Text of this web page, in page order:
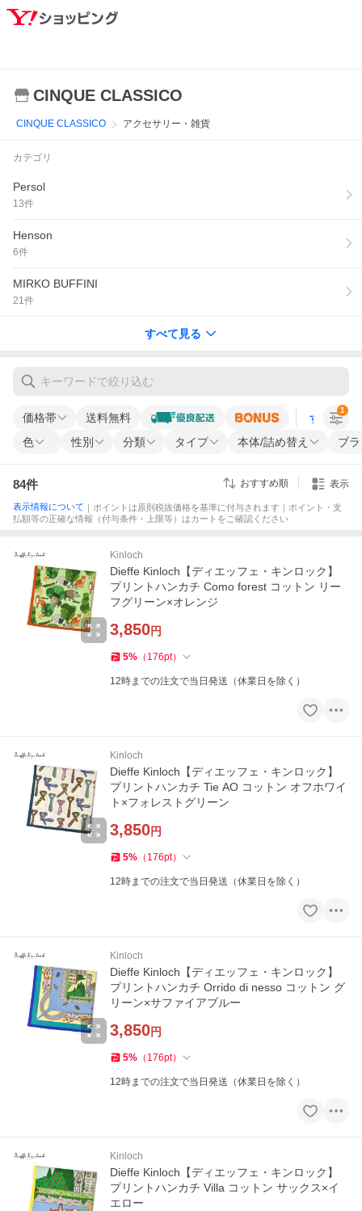
CINQUE CLASSICO
CINQUE CLASSICO アクセサリー・雑貨
カテゴリ
Persol
13件
Henson
6件
MIRKO BUFFINI
21件
すべて見る
価格帯 送料無料 すべての条
色 性別 分類 タイプ 本体/詰め替え ブ
1
84件 おすすめ順 表示
表示情報について ｜ポイントは原則税抜価格を基準に付与されます｜ポイント・支
払額等の正確な情報（付与条件・上限等）はカートをご確認ください
Kinloch
Dieffe Kinloch【ディエッフェ・キンロック】
プリントハンカチ Como forest コットン リー
フグリーン×オレンジ
3,850円
5% （ 176pt）
12時までの注文で当日発送（休業日を除く）
Kinloch
Dieffe Kinloch【ディエッフェ・キンロック】
プリントハンカチ Tie AO コットン オフホワイ
ト×フォレストグリーン
3,850円
5% （ 176pt）
12時までの注文で当日発送（休業日を除く）
Kinloch
Dieffe Kinloch【ディエッフェ・キンロック】
プリントハンカチ Orrido di nesso コットン グ
リーン×サファイアブルー
3,850円
5% （ 176pt）
12時までの注文で当日発送（休業日を除く）
Kinloch
Dieffe Kinloch【ディエッフェ・キンロック】
プリントハンカチ Villa コットン サックス×イ
エロー